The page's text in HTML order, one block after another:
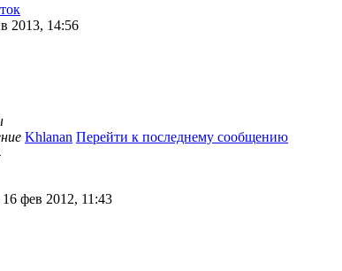
2013, 14:56
Khlanan Перейти к последнему сообщению
16 фев 2012, 11:43